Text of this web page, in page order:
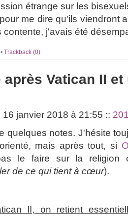
étrange sur les
me dire qu'ils viendront
contente, j'avais été
• Trackback (0)
Vatican II
16 janvier 2018 à 21:55 ::
quelques notes. J'hésite
mais après tout, si
le faire sur la religion
de ce qui tient à cœur).
II, on retient